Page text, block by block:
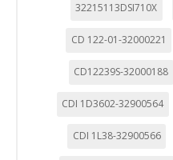
32215113DSI710X
CD 122-01-32000221
CD12239S-32000188
CDI 1D3602-32900564
CDI 1L38-32900566